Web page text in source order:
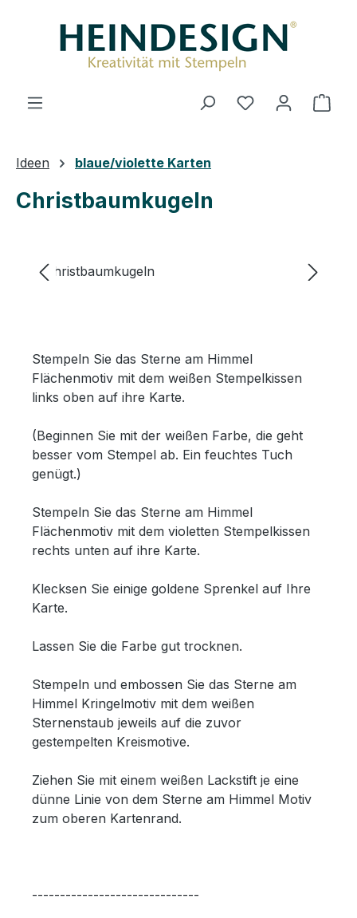
Ideen blaue/violette Karten
Christbaumkugeln
Bildergalerie überspringen
Stempeln Sie das Sterne am Himmel
Flächenmotiv mit dem weißen Stempelkissen
links oben auf ihre Karte.
(Beginnen Sie mit der weißen Farbe, die geht
besser vom Stempel ab. Ein feuchtes Tuch
genügt.)
Stempeln Sie das Sterne am Himmel
Flächenmotiv mit dem violetten Stempelkissen
rechts unten auf ihre Karte.
Klecksen Sie einige goldene Sprenkel auf Ihre
Karte.
Lassen Sie die Farbe gut trocknen.
Stempeln und embossen Sie das Sterne am
Himmel Kringelmotiv mit dem weißen
Sternenstaub jeweils auf die zuvor
gestempelten Kreismotive.
Ziehen Sie mit einem weißen Lackstift je eine
dünne Linie von dem Sterne am Himmel Motiv
zum oberen Kartenrand.
------------------------------